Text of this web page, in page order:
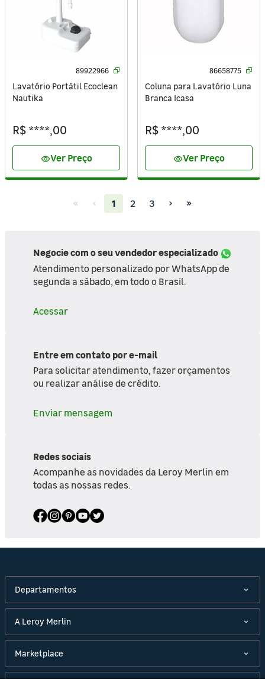
89922966
Lavatório Portátil Ecoclean
Nautika
R$ ****,00
visibilityVer Preço
86658775
Coluna para Lavatório Luna
Branca Icasa
R$ ****,00
visibilityVer Preço
1(current)
2 3
Negocie com o seu vendedor especializado
Atendimento personalizado por WhatsApp de
segunda a sábado, em todo o Brasil.
Acessar
Entre em contato por e-mail
Para solicitar atendimento, fazer orçamentos
ou realizar análise de crédito.
Enviar mensagem
Redes sociais
Acompanhe as novidades da Leroy Merlin em
todas as nossas redes.
Departamentos
A Leroy Merlin
Marketplace